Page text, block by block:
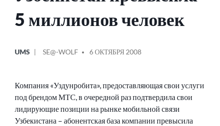
5 миллионов человек
В
UMS
ОТ
SE@-WOLF 6 ОКТЯБРЯ 2008
Компания «Уздунробита», предоставляющая свои услуги
под брендом МТС, в очередной раз подтвердила свои
лидирующие позиции на рынке мобильной связи
Узбекистана – абонентская база компании превысила